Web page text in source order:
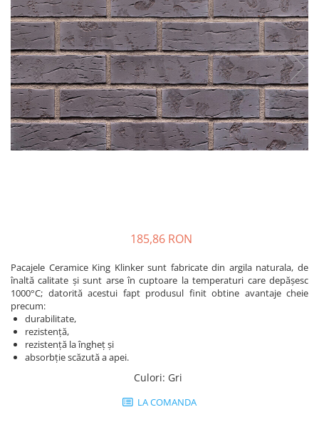
Plasă Termoizolație
Plasă Tencuieli și Șape
Alte Plase
Doze și Platforme
Adezivi Termoizolații
Benzi Adezive
Barieră de Vapori
Finisaje
Accesorii Finisaje
Uși de Vizitare
Mascare
Garnituri Adezive Uși Ferestre
185,86 RON
Pacajele Ceramice King Klinker sunt fabricate din argila naturala, de
înaltă calitate și sunt arse în cuptoare la temperaturi care depășesc
1000°C; datorită acestui fapt produsul finit obtine avantaje cheie
precum:
durabilitate,
rezistență,
rezistență la îngheț și
absorbție scăzută a apei.
Culori: Gri
LA COMANDA